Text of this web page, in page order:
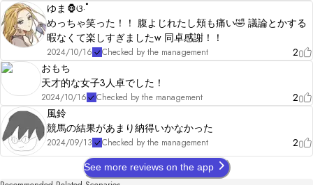
ゆま🦍ଓ·˚
めっちゃ笑った！！ 腹よじれたし頬も痛い🤣 議論とかする
暇なくて楽しすぎましたw 同卓感謝！！
2024/10/16 Checked by the management
2
おもち
天才的な女子3人卓でした！
2024/10/16 Checked by the management
2
風鈴
競馬の結果があまり納得いかなかった
2024/09/13 Checked by the management 2
See more reviews on the app